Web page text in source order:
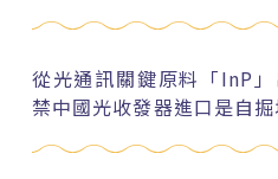
從光通訊關鍵原料「InP
禁中國光收發器進口是自掘